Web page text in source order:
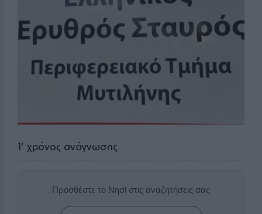
1' χρόνος ανάγνωσης
Προσθέστε το Νησί στις αναζητήσεις σας